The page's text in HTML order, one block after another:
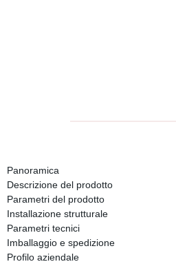
Panoramica
Descrizione del prodotto
Parametri del prodotto
Installazione strutturale
Parametri tecnici
Imballaggio e spedizione
Profilo aziendale